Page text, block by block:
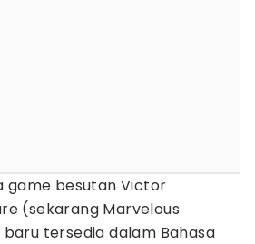
game besutan Victor
(sekarang Marvelous
tersedia dalam Bahasa